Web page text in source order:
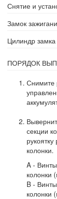
Снятие и
Замок
Цилиндр замка
ПОРЯДОК
Снимите
секции
колонки.
A -
колонки
B -
колонки